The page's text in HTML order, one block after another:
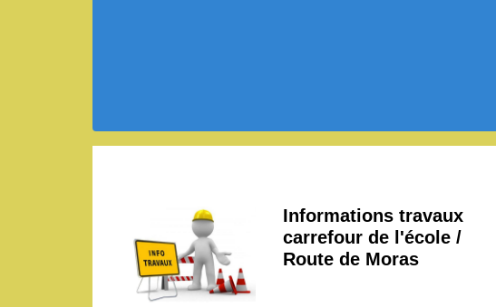
Informations travaux
carrefour de l'école /
Route de Moras